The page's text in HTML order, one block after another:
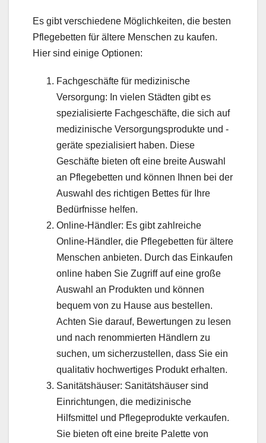
Es gibt verschiedene Möglichkeiten, die besten
Pflegebetten für ältere Menschen zu kaufen.
Hier sind einige Optionen:
Fachgeschäfte für medizinische
Versorgung: In vielen Städten gibt es
spezialisierte Fachgeschäfte, die sich auf
medizinische Versorgungsprodukte und -
geräte spezialisiert haben. Diese
Geschäfte bieten oft eine breite Auswahl
an Pflegebetten und können Ihnen bei der
Auswahl des richtigen Bettes für Ihre
Bedürfnisse helfen.
Online-Händler: Es gibt zahlreiche
Online-Händler, die Pflegebetten für ältere
Menschen anbieten. Durch das Einkaufen
online haben Sie Zugriff auf eine große
Auswahl an Produkten und können
bequem von zu Hause aus bestellen.
Achten Sie darauf, Bewertungen zu lesen
und nach renommierten Händlern zu
suchen, um sicherzustellen, dass Sie ein
qualitativ hochwertiges Produkt erhalten.
Sanitätshäuser: Sanitätshäuser sind
Einrichtungen, die medizinische
Hilfsmittel und Pflegeprodukte verkaufen.
Sie bieten oft eine breite Palette von